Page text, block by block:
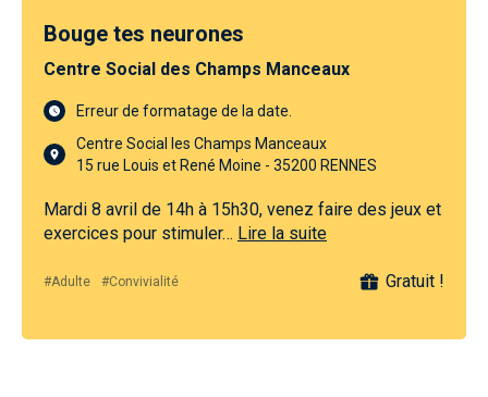
Bouge tes neurones
Centre Social des Champs Manceaux
Erreur de formatage de la date.
Centre Social les Champs Manceaux
15 rue Louis et René Moine - 35200 RENNES
Mardi 8 avril de 14h à 15h30, venez faire des jeux et
exercices pour stimuler… Lire la suite
#Adulte #Convivialité Gratuit !